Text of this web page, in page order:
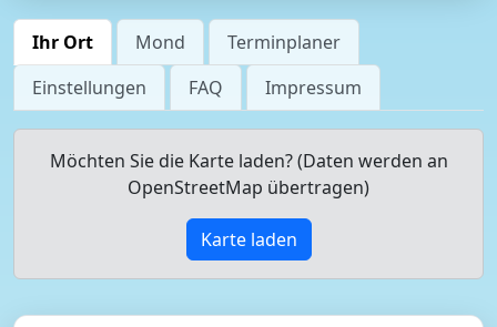
Ihr Ort Mond
Terminplaner
Einstellungen
FAQ Impressum
Möchten Sie die Karte laden? (Daten werden an
OpenStreetMap übertragen)
Karte laden